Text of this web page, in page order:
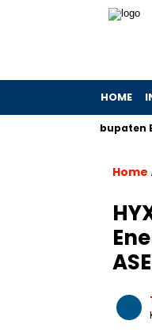
HOME
di Kantah Kabupaten
Home